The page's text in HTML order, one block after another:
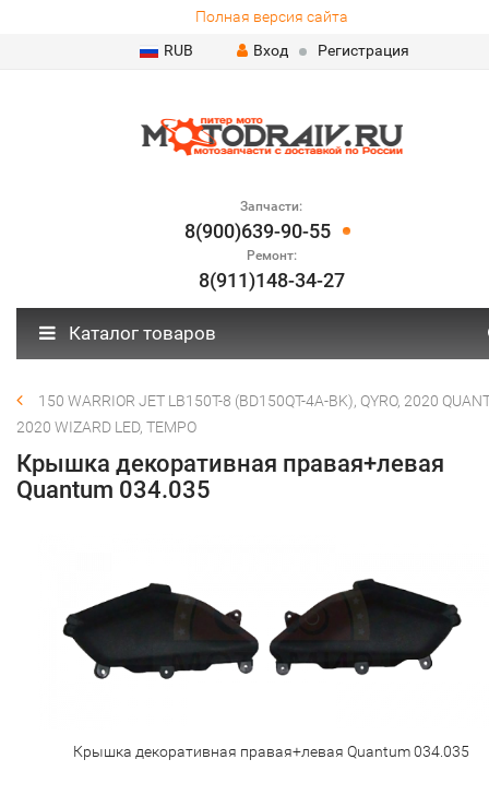
Полная версия сайта
RUB
Вход Регистрация
Запчасти:
8(900)639-90-55
Ремонт:
8(911)148-34-27
Каталог товаров
150 WARRIOR JET LB150T-8 (BD150QT-4A-BK), QYRO, 2020
2020 WIZARD LED, TEMPO
Крышка декоративная правая+левая
Quantum 034.035
Крышка декоративная правая+левая Quantum 034.035